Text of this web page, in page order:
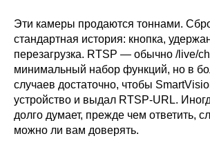
Эти камеры продаются тоннами.
стандартная история: кнопка,
перезагрузка. RTSP — обычно /live/
минимальный набор функций, но в
случаев достаточно, чтобы
устройство и выдал RTSP-URL.
долго думает, прежде чем ответить,
можно ли вам доверять.